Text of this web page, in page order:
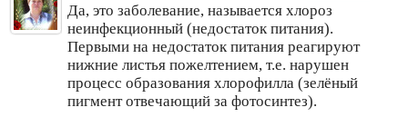
Да, это заболевание, называется хлороз
неинфекционный (недостаток питания).
Первыми на недостаток питания реагируют
нижние листья пожелтением, т.е. нарушен
процесс образования хлорофилла (зелёный
пигмент отвечающий за фотосинтез).